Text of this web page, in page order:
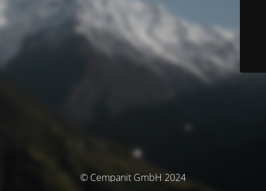
© Cempanit GmbH 2024